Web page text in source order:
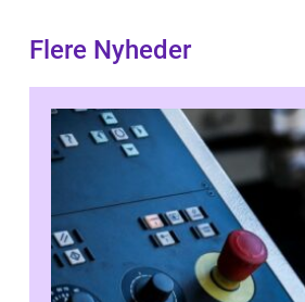
Flere Nyheder